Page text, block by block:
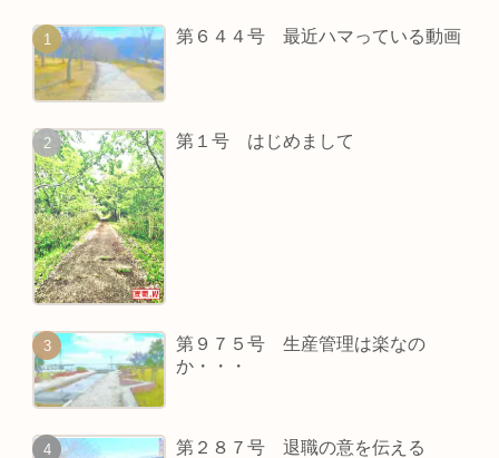
第６４４号 最近ハマっている動画
第１号 はじめまして
第９７５号 生産管理は楽なの
か・・・
第２８７号 退職の意を伝える